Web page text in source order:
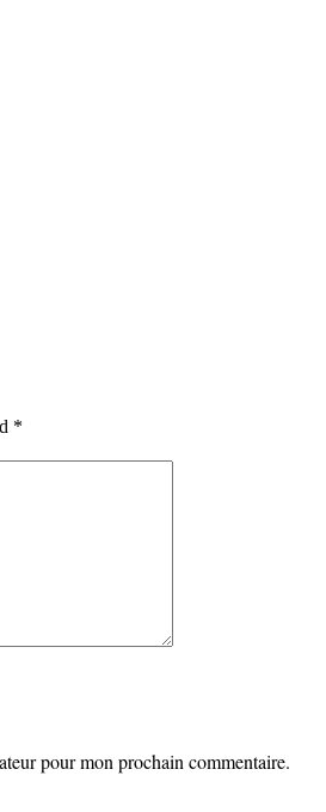
*
pour mon prochain commentaire.